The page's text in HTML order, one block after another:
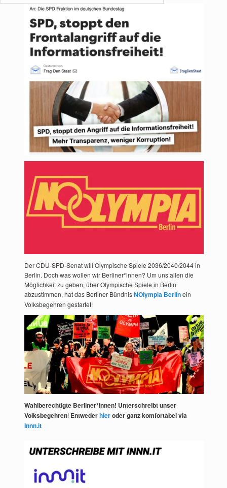
Der CDU-SPD-Senat will Olympische Spiele 2036/2040/2044 in
Berlin. Doch was wollen wir Berliner*innen? Um uns allen die
Möglichkeit zu geben, über Olympische Spiele in Berlin
abzustimmen, hat das Berliner BündnisNOlympia Berlinein
Volksbegehren gestartet!
Wahlberechtigte Berliner*innen! Unterschreibt unser
Volksbegehren! Entwederhieroder ganz komfortabel via
Innn.it